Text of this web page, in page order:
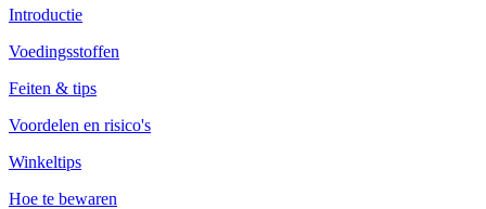
Introductie
Voedingsstoffen
Feiten & tips
Voordelen en risico's
Winkeltips
Hoe te bewaren